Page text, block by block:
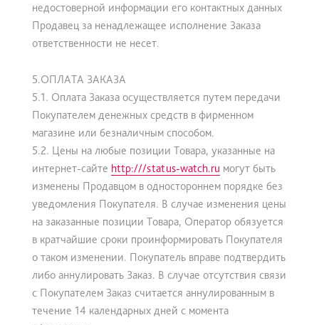
недостоверной информации его контактных данных
Продавец за ненадлежащее исполнение Заказа
ответственности не несет.
5.ОПЛАТА ЗАКАЗА
5.1. Оплата Заказа осуществляется путем передачи
Покупателем денежных средств в фирменном
магазине или безналичным способом.
5.2. Цены на любые позиции Товара, указанные на
интернет-сайте http:///status-watch.ru могут быть
изменены Продавцом в одностороннем порядке без
уведомления Покупателя. В случае изменения цены
на заказанные позиции Товара, Оператор обязуется
в кратчайшие сроки проинформировать Покупателя
о таком изменении. Покупатель вправе подтвердить
либо аннулировать Заказ. В случае отсутствия связи
с Покупателем Заказ считается аннулированным в
течение 14 календарных дней с момента